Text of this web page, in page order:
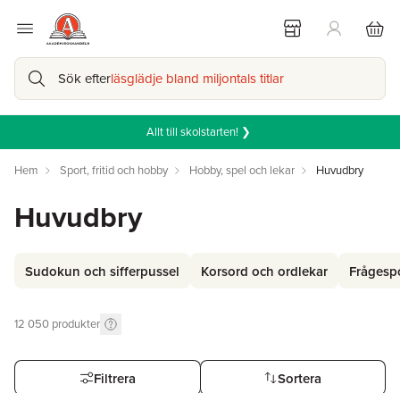
Sök efterläsglädje bland miljontals titlar
Allt till skolstarten! ❯
Hem Sport, fritid och hobby Hobby, spel och lekar Huvudbry
Huvudbry
Sudokun och sifferpussel Korsord och ordlekar
12 050 produkter
Filtrera Sortera